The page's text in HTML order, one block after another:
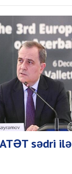
sədri ilə